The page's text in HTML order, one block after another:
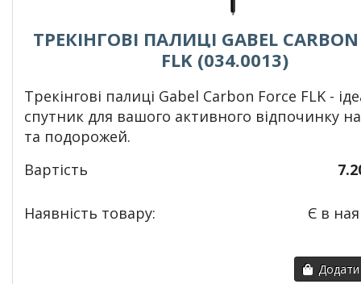
ТРЕКІНГОВІ ПАЛИЦІ GABEL CARBON
FLK (034.0013)
Трекінгові палиці Gabel Carbon Force FLK -
спутник для вашого активного відпочинку
та подорожей.
Вартість
Наявність товару: Є в